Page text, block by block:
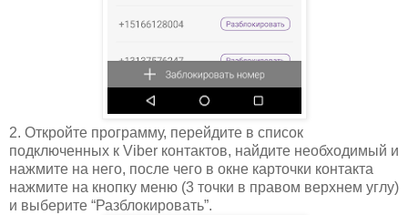
2. Откройте программу, перейдите в список
подключенных к Viber контактов, найдите необходимый и
нажмите на него, после чего в окне карточки контакта
нажмите на кнопку меню (3 точки в правом верхнем углу)
и выберите “Разблокировать”.